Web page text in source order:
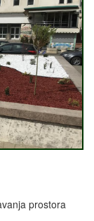
prostora